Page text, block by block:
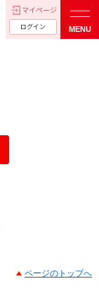
マイページ
ログイン MENU
ページのトップへ